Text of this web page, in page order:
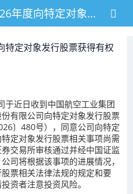
深南电路最新公告：2026年度向特定对象发行股票获得有权国资监管单位批复
定对象发行股票获得有权
于近日收到中国航空工业集团
有限公司向特定对象发行股票
〕480号），同意公司向特定
定对象发行股票相关事项尚需
交易所审核通过并经中国证监
司将根据该事项的进展情况，
票相关法律法规的规定和要
资者注意投资风险。